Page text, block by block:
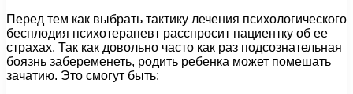
Перед тем как выбрать тактику лечения психологического
бесплодия психотерапевт расспросит пациентку об ее
страхах. Так как довольно часто как раз подсознательная
боязнь забеременеть, родить ребенка может помешать
зачатию. Это смогут быть: